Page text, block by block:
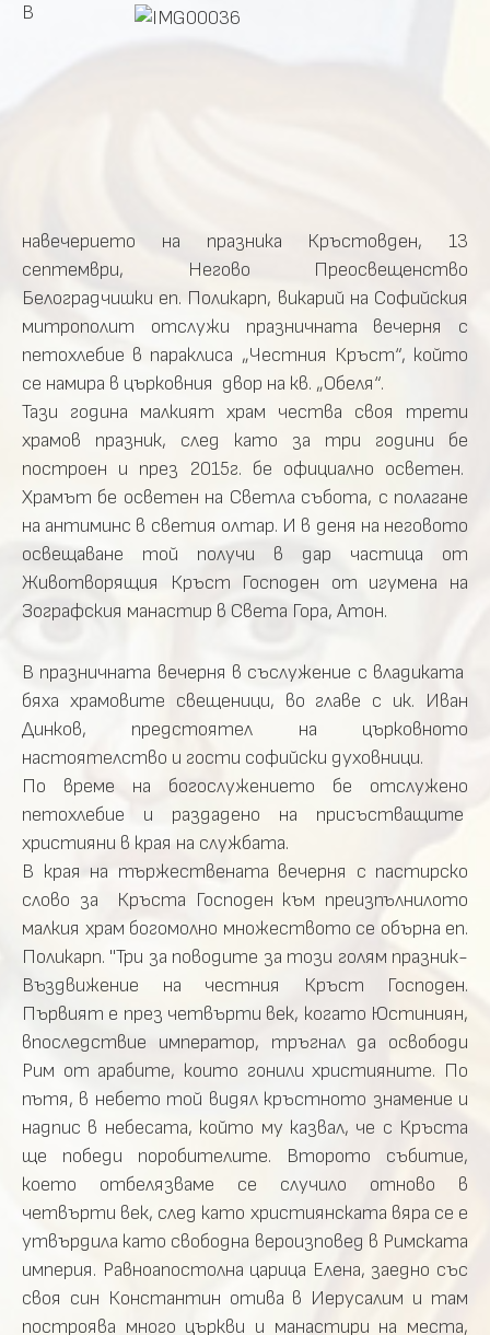
В
навечерието на празника Кръстовден, 13
септември, Негово Преосвещенство
Белоградчишки еп. Поликарп, викарий на Софийския
митрополит отслужи празничната вечерня с
петохлебие в параклиса „Честния Кръст“, който
се намира в църковния двор на кв. „Обеля“.
Тази година малкият храм чества своя трети
храмов празник, след като за три години бе
построен и през 2015г. бе официално осветен.
Храмът бе осветен на Светла събота, с полагане
на антиминс в светия олтар. И в деня на неговото
освещаване той получи в дар частица от
Животворящия Кръст Господен от игумена на
Зографския манастир в Света Гора, Атон.
В празничната вечерня в съслужение с владиката
бяха храмовите свещеници, во главе с ик. Иван
Динков, предстоятел на църковното
настоятелство и гости софийски духовници.
По време на богослужението бе отслужено
петохлебие и раздадено на присъстващите
християни в края на службата.
В края на тържествената вечерня с пастирско
слово за Кръста Господен към преизпълнилото
малкия храм богомолно множеството се обърна еп.
Поликарп. "Три за поводите за този голям празник-
Въздвижение на честния Кръст Господен.
Първият е през четвърти век, когато Юстиниян,
впоследствие император, тръгнал да освободи
Рим от арабите, които гонили християните. По
пътя, в небето той видял кръстното знамение и
надпис в небесата, който му казвал, че с Кръста
ще победи поробителите. Второто събитие,
което отбелязваме се случило отново в
четвърти век, след като християнската вяра се е
утвърдила като свободна вероизповед в Римската
империя. Равноапостолна царица Елена, заедно със
своя син Константин отива в Иерусалим и там
построява много църкви и манастири на места,